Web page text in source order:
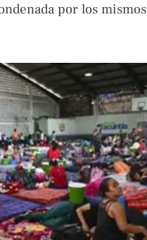
por los mismos